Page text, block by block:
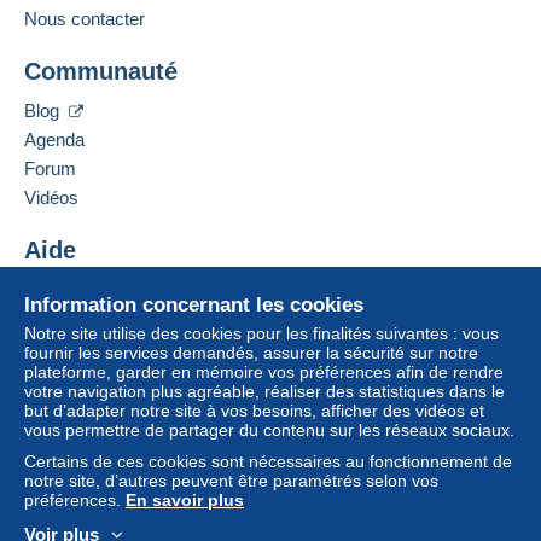
Lettre (format normal/petite lettre)
2,50 €
3,50 €
de livraison, vous devez être
membre et ouvrir une session.
Se
connect
er
S'inscri
re
Adresse professionnelle :
25 avenue Jean Jaurès
66330
Ajouter ce vendeur aux favoris
Information concernant les cookies
Notre site utilise des cookies pour les finalités suivantes : vous
fournir les services demandés, assurer la sécurité sur notre
plateforme, garder en mémoire vos préférences afin de rendre
votre navigation plus agréable, réaliser des statistiques dans le
but d’adapter notre site à vos besoins, afficher des vidéos et
vous permettre de partager du contenu sur les réseaux sociaux.
Certains de ces cookies sont nécessaires au fonctionnement de
notre site, d’autres peuvent être paramétrés selon vos
préférences. En savoir plus
Voir plus
Nous contacter
Communauté
Blog
Agenda
Forum
Vidéos
Aide
Acheter sur Delcampe
Vendre sur Delcampe
Un site sécurisé